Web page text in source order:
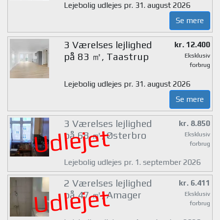
Lejebolig udlejes pr. 31. august 2026
Se mere
3 Værelses lejlighed
på 83 ㎡, Taastrup
kr. 12.400
Eksklusiv
forbrug
Lejebolig udlejes pr. 31. august 2026
Se mere
Udlejet
3 Værelses lejlighed
på 68 ㎡, Østerbro
kr. 8.850
Eksklusiv
forbrug
Lejebolig udlejes pr. 1. september 2026
Udlejet
2 Værelses lejlighed
på 47 ㎡, Amager
kr. 6.411
Eksklusiv
forbrug